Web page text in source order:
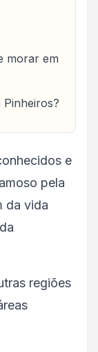
morar em
e
pela
da vida
regiões